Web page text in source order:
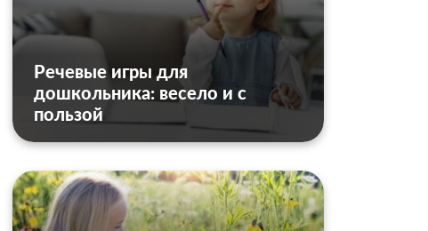
Речевые игры для
дошкольника: весело и с
пользой